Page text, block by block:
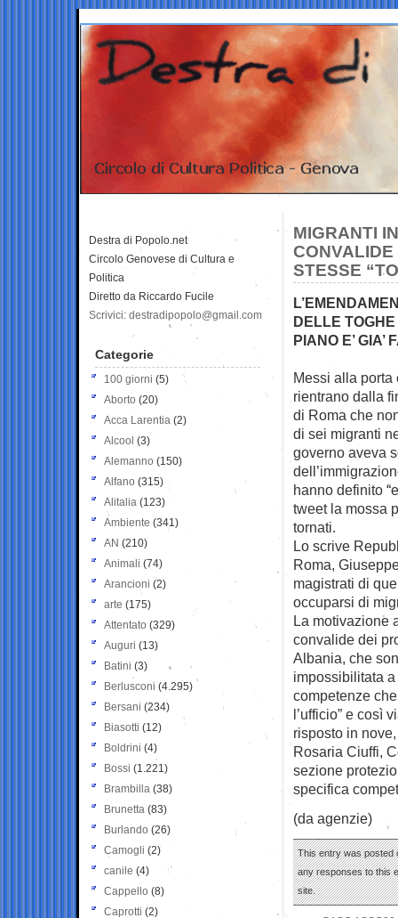
MIGRANTI
CONVALIDE
STESSE
DELLE
PIANO E’ GIA’
Messi alla
rientrano dalla
di Roma che
di sei migranti
governo aveva
hanno definito
tweet la mossa
tornati.
Lo scrive
Roma,
magistrati di
occuparsi di
La motivazione
convalide dei
Albania, che
impossibilitata
competenze
l’ufficio” e così
risposto in
Rosaria Ciuffi,
sezione
specifica
(da agenzie)
This entry was posted
any responses to this
site.
Destra di Popolo.net
Circolo Genovese di Cultura e
Politica
Diretto da Riccardo Fucile
Scrivici: destradipopolo@gmail.com
Categorie
100 giorni (5)
Aborto (20)
Acca Larentia (2)
Alcool (3)
Alemanno (150)
Alfano (315)
Alitalia (123)
Ambiente (341)
AN (210)
Animali (74)
Arancioni (2)
arte (175)
Attentato (329)
Auguri (13)
Batini (3)
Berlusconi (4.295)
Bersani (234)
Biasotti (12)
Boldrini (4)
Bossi (1.221)
Brambilla (38)
Brunetta (83)
Burlando (26)
Camogli (2)
canile (4)
Cappello (8)
Caprotti (2)